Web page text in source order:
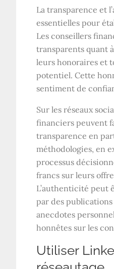
La transparence et
essentielles pour
Les conseillers
transparents quant
leurs honoraires et
potentiel. Cette
sentiment de
Sur les réseaux
financiers peuvent
transparence en
méthodologies, en
processus
francs sur leurs
L’authenticité peut
par des publications
anecdotes
honnêtes sur les
Utiliser